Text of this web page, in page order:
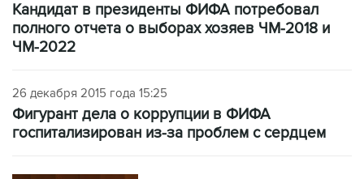
Кандидат в президенты ФИФА потребовал
полного отчета о выборах хозяев ЧМ-2018 и
ЧМ-2022
26 декабря 2015 года 15:25
Фигурант дела о коррупции в ФИФА
госпитализирован из-за проблем с сердцем